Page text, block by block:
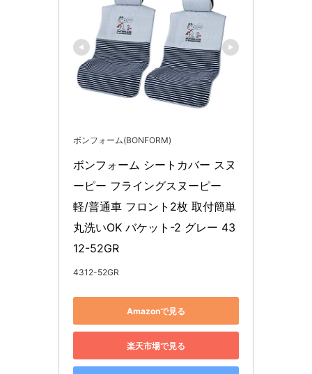
ボンフォーム(BONFORM)
ボンフォーム シートカバー スヌ
ーピー フライングスヌーピー
軽/普通車 フロント2枚 取付簡単
丸洗いOK バケット-2 グレー 43
12-52GR
4312-52GR
Amazonで見る
楽天市場で見る